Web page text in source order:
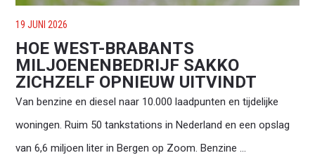
19 JUNI 2026
HOE WEST-BRABANTS
MILJOENENBEDRIJF SAKKO
ZICHZELF OPNIEUW UITVINDT
Van benzine en diesel naar 10.000 laadpunten en tijdelijke
woningen. Ruim 50 tankstations in Nederland en een opslag
van 6,6 miljoen liter in Bergen op Zoom. Benzine ...